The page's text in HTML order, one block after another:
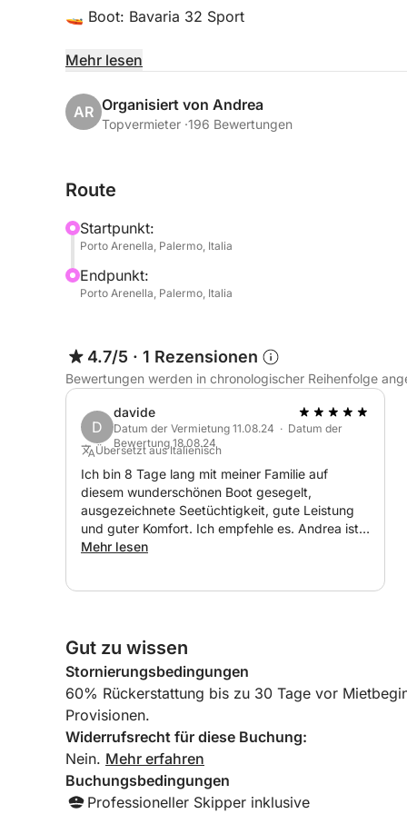
🚤 Boot: Bavaria 32 Sport
📍 Standort:
👥 Maximale Kapazität: 7 Personen
• Länge: 10,97 Meter (36 Fuß)
✨ Luxuriöser Komfort und Ausstattung:
• Innenbereich:
- Küche mit Doppelgaskochfeld
- Kühlschrank, Kaffeemaschine und Mikrowelle
- Klimaanlage
- Fernseher
- Zwei Doppelbetten
• Außenbereich:
- Zahlreiche Sitzgelegenheiten
- Große Sonnenliege
- Sicherheitsausrüstung:
- Komplette Sicherheitsausrüstung für bis zu 12
- Elektrisch unterstützte Motorraumklappe
⚙ Motoren:
Mehr lesen
AR Organisiert von Andrea
Topvermieter ·196 Bewertungen
Route
Startpunkt:
Porto Arenella, Palermo, Italia
Endpunkt:
Porto Arenella, Palermo, Italia
4.7/5 · 1 Rezensionen
Bewertungen werden in chronologischer Reihenfolge
D
davide
Datum der Vermietung 11.08.24 · Datum der
Bewertung 18.08.24
Übersetzt aus Italienisch
Ich bin 8 Tage lang mit meiner Familie auf
diesem wunderschönen Boot gesegelt,
ausgezeichnete Seetüchtigkeit, gute Leistung
und guter Komfort. Ich empfehle es. Andrea ist
eine zuvorkommende und hilfsbereite Person
Ferne unterstützt.
Mehr lesen
Gut zu wissen
Stornierungsbedingungen
60% Rückerstattung bis zu 30 Tage vor
Provisionen.
Widerrufsrecht für diese Buchung:
Nein. Mehr erfahren
Buchungsbedingungen
Professioneller Skipper inklusive